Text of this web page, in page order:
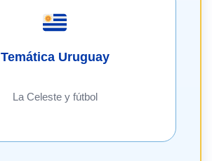
Temática Uruguay
La Celeste y fútbol